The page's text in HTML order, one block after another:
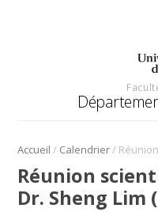
Accueil / Calendrier/
Réunion
Dr. Sheng Lim